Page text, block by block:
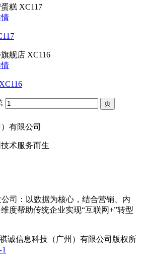
术服务而生
司：以数据为核心，结合营销、内
度帮助传统企业实现“互联网+”转型
诚信息科技（广州）有限公司版权所
1